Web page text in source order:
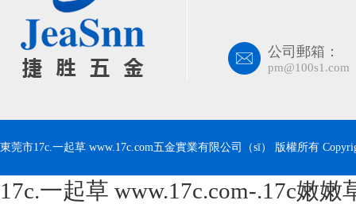
公司郵箱：
pm@100s1.com
東莞市17c.一起草 www.17c.com五金實業有限公司（sī） 版權所有
17c.一起草 www.17c.com-.17c嫩